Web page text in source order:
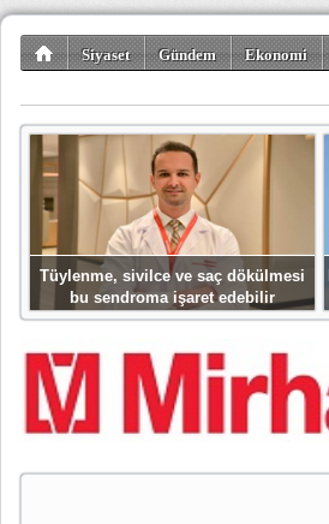
Siyaset Gündem Ekonomi
Tüylenme, sivilce ve saç dökülmesi
bu sendroma işaret edebilir